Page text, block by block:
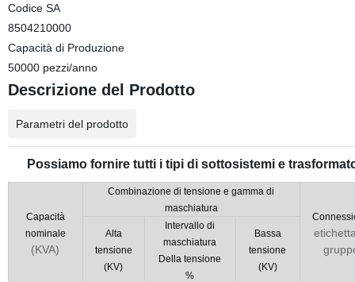
Codice SA
8504210000
Capacità di Produzione
50000 pezzi/anno
Descrizione del Prodotto
Parametri del prodotto
Possiamo fornire tutti i tipi di sottosistemi e
Capacità
nominale
(KVA)
Combinazione di tensione e gamma di
maschiatura
Alta
tensione
(KV)
Intervallo di
maschiatura
Della tensione
%
Bassa
tensione
(KV)